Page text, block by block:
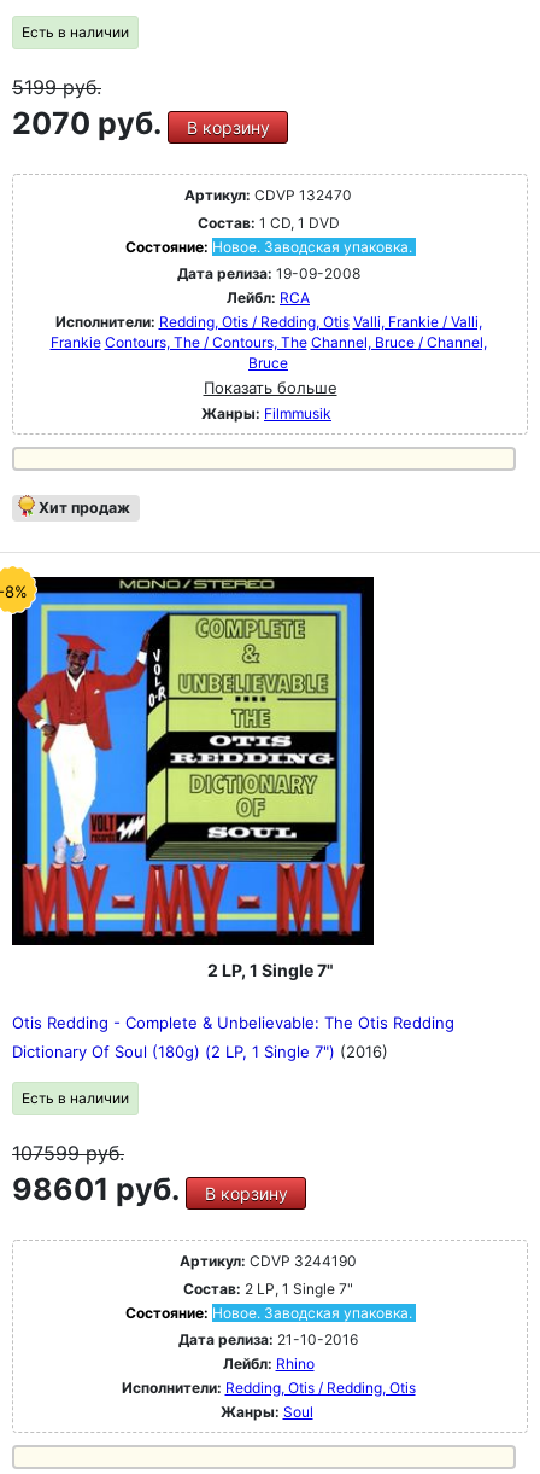
Есть в наличии
5199руб.
2070 руб. В корзину
Артикул: CDVP 132470
Состав: 1 CD, 1 DVD
Состояние: Новое. Заводская упаковка.
Дата релиза: 19-09-2008
Лейбл: RCA
Исполнители: Redding, Otis / Redding, Otis Valli, Frankie / Valli,
Frankie Contours, The / Contours, The Channel, Bruce / Channel,
Bruce
Показать больше
Жанры: Filmmusik
Хит продаж
8%
2 LP, 1 Single 7"
Otis Redding - Complete & Unbelievable: The Otis Redding
Dictionary Of Soul (180g) (2 LP, 1 Single 7") (2016)
Есть в наличии
107599руб.
98601 руб. В корзину
Артикул: CDVP 3244190
Состав: 2 LP, 1 Single 7"
Состояние: Новое. Заводская упаковка.
Дата релиза: 21-10-2016
Лейбл: Rhino
Исполнители: Redding, Otis / Redding, Otis
Жанры: Soul